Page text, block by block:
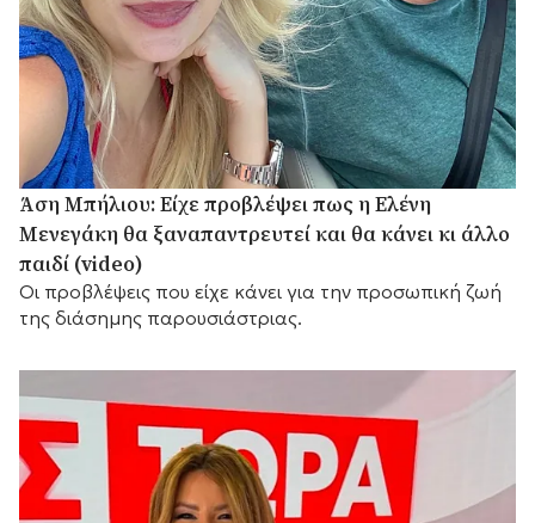
Άση Μπήλιου: Είχε προβλέψει πως η Ελένη
Μενεγάκη θα ξαναπαντρευτεί και θα κάνει κι άλλο
παιδί (video)
Οι προβλέψεις που είχε κάνει για την προσωπική ζωή
της διάσημης παρουσιάστριας.